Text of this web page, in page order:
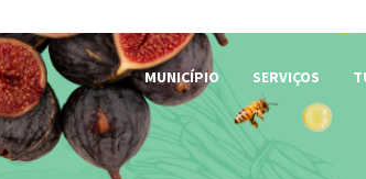
MUNICÍPIO
SERVIÇOS